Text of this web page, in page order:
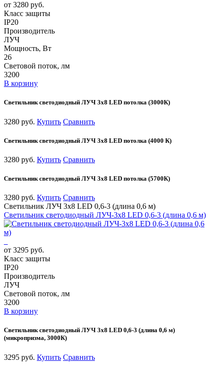
от 3280 руб.
Класс защиты
IP20
Производитель
ЛУЧ
Мощность, Вт
26
Световой поток, лм
3200
В корзину
Светильник светодиодный ЛУЧ 3х8 LED потолка (3000К)
3280 руб. Купить Сравнить
Светильник светодиодный ЛУЧ 3х8 LED потолка (4000 К)
3280 руб. Купить Сравнить
Светильник светодиодный ЛУЧ 3х8 LED потолка (5700К)
3280 руб. Купить Сравнить
Светильник ЛУЧ 3х8 LED 0,6-3 (длина 0,6 м)
Светильник светодиодный ЛУЧ-3х8 LED 0,6-3 (длина 0,6 м)
от 3295 руб.
Класс защиты
IP20
Производитель
ЛУЧ
Световой поток, лм
3200
В корзину
Светильник светодиодный ЛУЧ 3х8 LED 0,6-3 (длина 0,6 м)
(микропризма, 3000К)
3295 руб. Купить Сравнить